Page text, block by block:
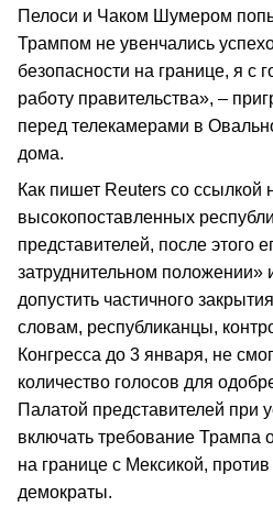
Пелоси и Чаком Шумером
Трампом не увенчались
безопасности на границе, я с
работу правительства», –
перед телекамерами в
дома.
Как пишет Reuters со ссылкой
высокопоставленных
представителей, после этого
затруднительном положении»
допустить частичного
словам, республиканцы,
Конгресса до 3 января, не
количество голосов для
Палатой представителей при
включать требование Трампа
на границе с Мексикой,
демократы.